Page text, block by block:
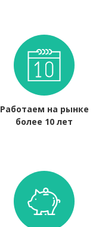
Работаем на рынке
более 10 лет